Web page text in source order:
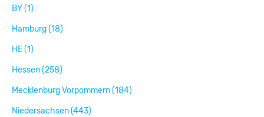
BY (1)
Hamburg (18)
HE (1)
Hessen (258)
Mecklenburg Vorpommern (184)
Niedersachsen (443)